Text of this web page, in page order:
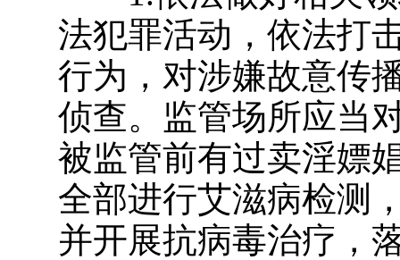
法犯罪活动，依法打
行为，对涉嫌故意传
侦查。监管场所应当
被监管前有过卖淫嫖
全部进行艾滋病检测
并开展抗病毒治疗，